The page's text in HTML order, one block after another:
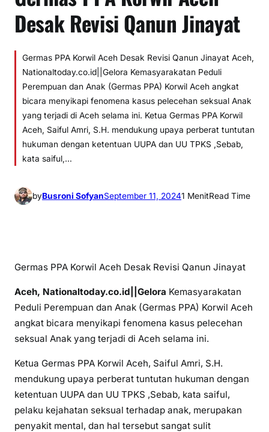
Desak Revisi Qanun Jinayat
Germas PPA Korwil Aceh Desak Revisi Qanun Jinayat Aceh,
Nationaltoday.co.id||Gelora Kemasyarakatan Peduli
Perempuan dan Anak (Germas PPA) Korwil Aceh angkat
bicara menyikapi fenomena kasus pelecehan seksual Anak
yang terjadi di Aceh selama ini. Ketua Germas PPA Korwil
Aceh, Saiful Amri, S.H. mendukung upaya perberat tuntutan
hukuman dengan ketentuan UUPA dan UU TPKS ,Sebab,
kata saiful,…
byBusroni SofyanSeptember 11, 20241 MenitRead Time
Germas PPA Korwil Aceh Desak Revisi Qanun Jinayat
Aceh, Nationaltoday.co.id||Gelora Kemasyarakatan
Peduli Perempuan dan Anak (Germas PPA) Korwil Aceh
angkat bicara menyikapi fenomena kasus pelecehan
seksual Anak yang terjadi di Aceh selama ini.
Ketua Germas PPA Korwil Aceh, Saiful Amri, S.H.
mendukung upaya perberat tuntutan hukuman dengan
ketentuan UUPA dan UU TPKS ,Sebab, kata saiful,
pelaku kejahatan seksual terhadap anak, merupakan
penyakit mental, dan hal tersebut sangat sulit